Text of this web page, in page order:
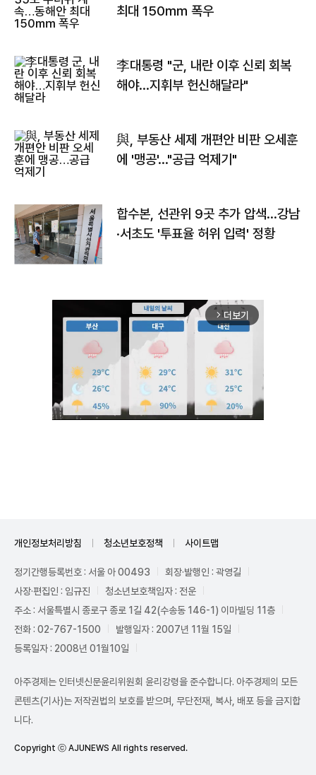
최대 150㎜ 폭우
李대통령 "군, 내란 이후 신뢰 회복
해야…지휘부 헌신해달라"
與, 부동산 세제 개편안 비판 오세훈
에 '맹공'…"공급 억제기"
합수본, 선관위 9곳 추가 압색…강남
·서초도 '투표율 허위 입력' 정황
arrow_forward_ios 더보기
개인정보처리방침 청소년보호정책 사이트맵
정기간행등록번호 : 서울 아 00493
회장·발행인 : 곽영길
사장·편집인 : 임규진
청소년보호책임자 : 전운
주소 : 서울특별시 종로구 종로 1길 42(수송동 146-1) 이마빌딩 11층
전화 : 02-767-1500
발행일자 : 2007년 11월 15일
등록일자 : 2008년 01월10일
아주경제는 인터넷신문윤리위원회 윤리강령을 준수합니다. 아주경제의 모든
콘텐츠(기사)는 저작권법의 보호를 받으며, 무단전재, 복사, 배포 등을 금지합
니다.
Copyright ⓒ AJUNEWS All rights reserved.